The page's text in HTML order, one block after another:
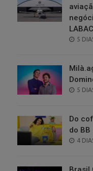
5
5
Do
do BB
4